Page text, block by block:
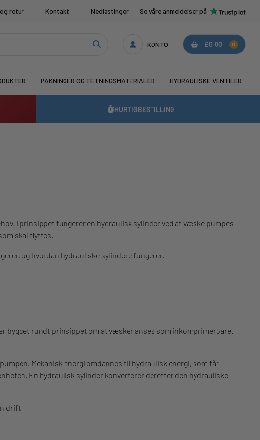
retur Kontakt Nedlastinger Se våre anmeldelser på
KONTO £0.00 0
PAKNINGER OG TETNINGSMATERIALER HYDRAULISKE VENTILER
HURTIGBESTILLING
I prinsippet fungerer en hydraulisk sylinder ved at væske pumpes
skal flyttes.
og hvordan hydrauliske sylindere fungerer.
bygget rundt prinsippet om at væsker anses som inkomprimerbare.
Mekanisk energi omdannes til hydraulisk energi, som får
En hydraulisk sylinder konverterer deretter den hydrauliske
drift.